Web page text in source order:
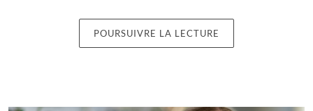
de la mode, en crypto-monnaie et actifs numériques, en
vente au détail et en contentieux situés à Los Angeles et
POURSUIVRE LA LECTURE